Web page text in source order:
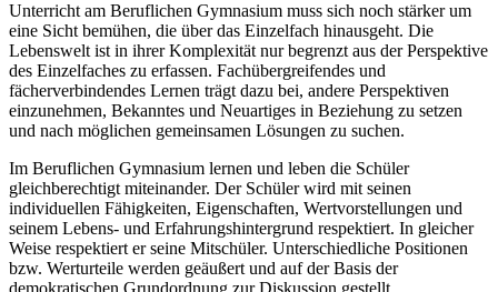
Unterricht am Beruflichen Gymnasium muss sich noch stärker um
eine Sicht bemühen, die über das Einzelfach hinausgeht. Die
Lebenswelt ist in ihrer Komplexität nur begrenzt aus der Perspektive
des Einzelfaches zu erfassen. Fachübergreifendes und
fächerverbindendes Lernen trägt dazu bei, andere Perspektiven
einzunehmen, Bekanntes und Neuartiges in Beziehung zu setzen
und nach möglichen gemeinsamen Lösungen zu suchen.
Im Beruflichen Gymnasium lernen und leben die Schüler
gleichberechtigt miteinander. Der Schüler wird mit seinen
individuellen Fähigkeiten, Eigenschaften, Wertvorstellungen und
seinem Lebens- und Erfahrungshintergrund respektiert. In gleicher
Weise respektiert er seine Mitschüler. Unterschiedliche Positionen
bzw. Werturteile werden geäußert und auf der Basis der